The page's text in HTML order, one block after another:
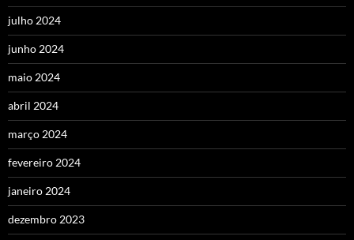
julho 2024
junho 2024
maio 2024
abril 2024
março 2024
fevereiro 2024
janeiro 2024
dezembro 2023